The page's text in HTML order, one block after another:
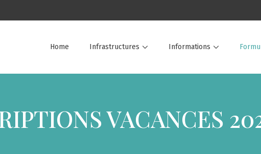
Home Infrastructures Informations
VACANCES